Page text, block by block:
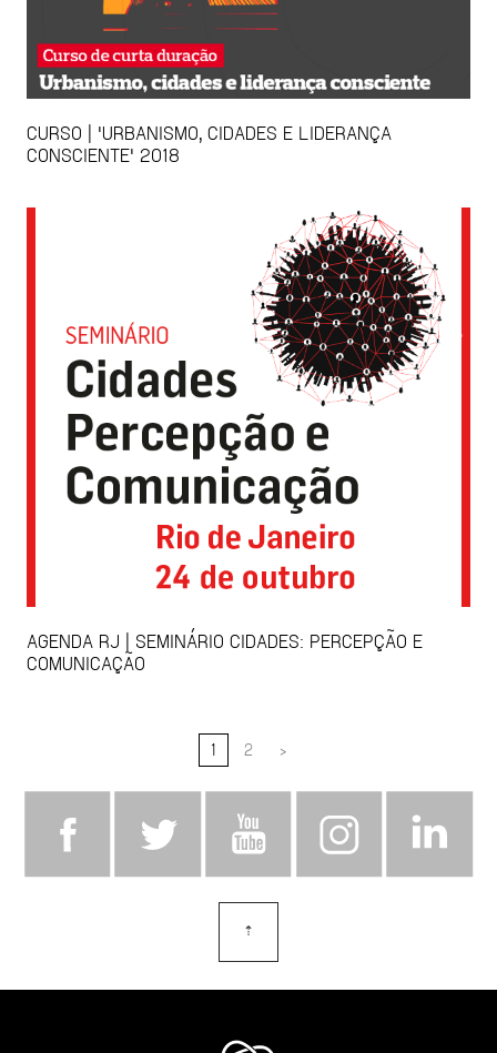
CURSO | 'URBANISMO, CIDADES E LIDERANÇA
CONSCIENTE' 2018
AGENDA RJ | SEMINÁRIO CIDADES: PERCEPÇÃO E
COMUNICAÇÃO
1 2 >
⇡